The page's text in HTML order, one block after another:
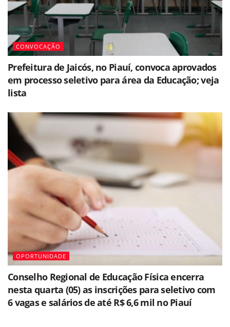
CONVOCAÇÃO
Prefeitura de Jaicós, no Piauí, convoca aprovados
em processo seletivo para área da Educação; veja
lista
OPORTUNIDADE
Conselho Regional de Educação Física encerra
nesta quarta (05) as inscrições para seletivo com
6 vagas e salários de até R$ 6,6 mil no Piauí